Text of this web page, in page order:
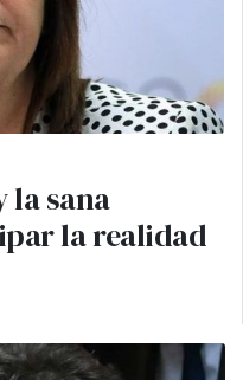
la sana
la realidad